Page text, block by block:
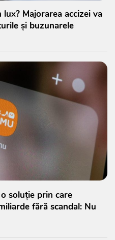
Majorarea accizei va
și buzunarele
soluție prin care
fără scandal: Nu